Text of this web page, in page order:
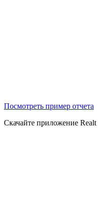
Посмотреть пример отчета
Скачайте приложение Realt